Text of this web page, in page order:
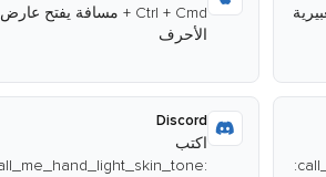
Ctrl + Cmd + مسافة يفتح عارض
الأحرف
:call_me_hand_light_skin_tone:
Discord
اكتب